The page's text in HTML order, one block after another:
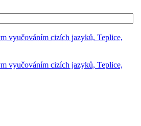
vyučováním cizích jazyků, Teplice,
vyučováním cizích jazyků, Teplice,